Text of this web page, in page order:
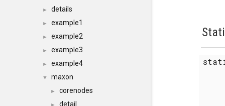
► details
► example1
► example2
► example3
► example4
▼ maxon
► corenodes
detail